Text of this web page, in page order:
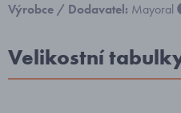
Výrobce / Dodavatel: Mayoral
Velikostní